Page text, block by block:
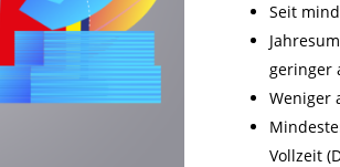
Seit
geringer
Weniger
Vollzeit